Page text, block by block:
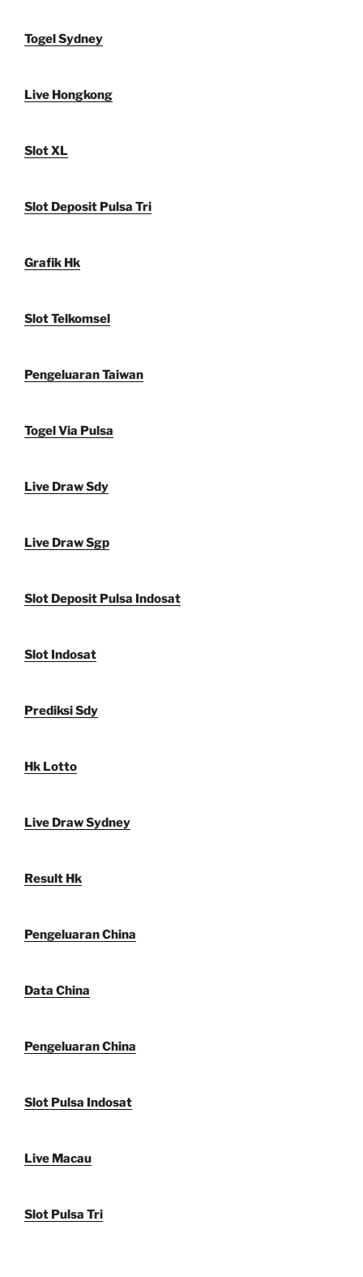
Togel Sydney
Live Hongkong
Slot XL
Slot Deposit Pulsa Tri
Grafik Hk
Slot Telkomsel
Pengeluaran Taiwan
Togel Via Pulsa
Live Draw Sdy
Live Draw Sgp
Slot Deposit Pulsa Indosat
Slot Indosat
Prediksi Sdy
Hk Lotto
Live Draw Sydney
Result Hk
Pengeluaran China
Data China
Pengeluaran China
Slot Pulsa Indosat
Live Macau
Slot Pulsa Tri